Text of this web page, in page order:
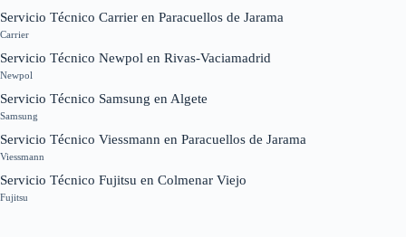
Servicio Técnico Carrier en Paracuellos de Jarama
Carrier
Servicio Técnico Newpol en Rivas-Vaciamadrid
Newpol
Servicio Técnico Samsung en Algete
Samsung
Servicio Técnico Viessmann en Paracuellos de Jarama
Viessmann
Servicio Técnico Fujitsu en Colmenar Viejo
Fujitsu